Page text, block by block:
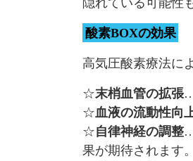
酸素BOXの効果
高気圧酸素療法に
☆末梢血管の拡張
☆血液の流動性向
☆自律神経の調整
果が期待されます。